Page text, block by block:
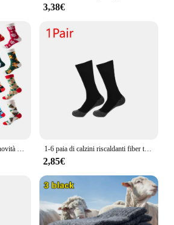
3,38€
3/6/8/12 paia casuali unisex novità calzini natalizi divertenti calzini con fiocco di neve di Babbo Natale per regali di Natale per donne e uomini 1-6 paia di calzini riscaldanti fiber traspiranti calze autoriscaldanti invernali calde calze a compressione calze da sci parti per sport invernali
2,85€